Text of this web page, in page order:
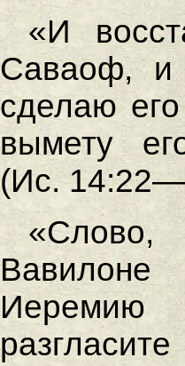
«И
Саваоф,
сделаю
вымету
(Ис.
Иеремию